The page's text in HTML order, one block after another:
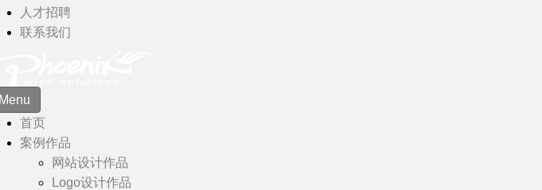
人才招聘
联系我们
首页
案例作品
网站设计作品
Logo设计作品